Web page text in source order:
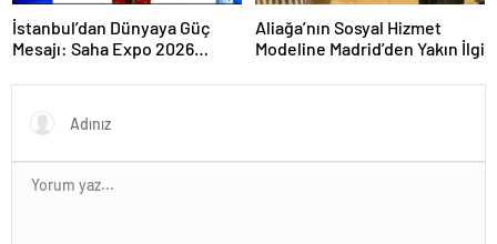
İstanbul’dan Dünyaya Güç
Mesajı: Saha Expo 2026
Aliağa’nın Sosyal Hizmet
Modeline Madrid’den Yakın İlgi